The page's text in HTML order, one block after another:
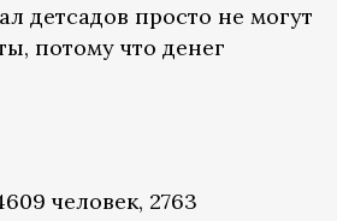
детсадов просто не могут
потому что денег
человек, 2763